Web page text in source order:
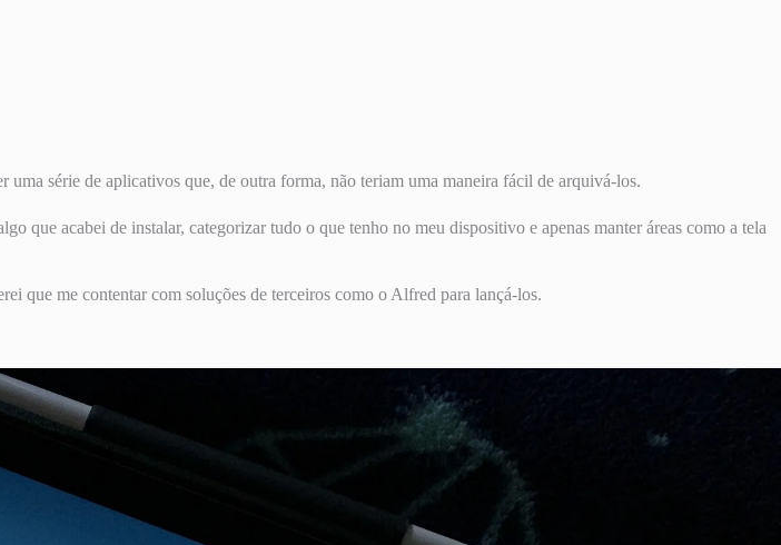
série de aplicativos que, de outra forma, não teriam uma maneira fácil de arquivá-los.
que acabei de instalar, categorizar tudo o que tenho no meu dispositivo e apenas manter áreas como a tela
que me contentar com soluções de terceiros como o Alfred para lançá-los.